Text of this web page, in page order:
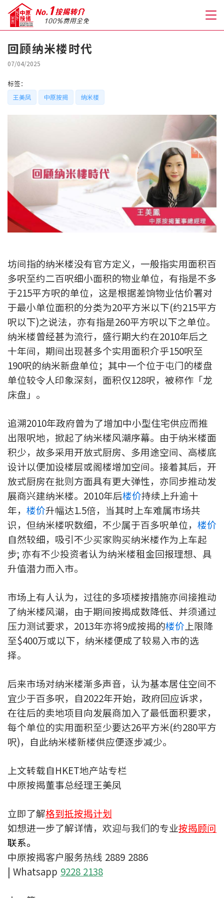
关于我们
格到至抵按揭
免费开户转介服务
私人贷款
优惠礼遇
中原按揭标签优惠
推荐齐齐友赏
按揭工具
按揭计算
转按计算
置业预算
工商铺按揭计算
印花税计算
免费物业估价
下载中心
按揭全面睇
新闻/研究
按市新闻
统计数据库
按揭快趣智识
按揭智库
楼按专栏
按揭百科
装修·保险优惠
装修设计专栏
火险、家居、宠物保险
回顾纳米楼时代
07/04/2025
标签：
王美凤 中原按揭 纳米楼
坊间指的纳米楼没有官方定义，一般指实用面积百
多呎至约二百呎细小面积的物业单位，有指是不多
于215平方呎的单位，这是根据差饷物业估价署对
于最小单位面积的分类为20平方米以下(约215平方
呎以下)之说法，亦有指是260平方呎以下之单位。
纳米楼曾经甚为流行，盛行期大约在2010年后之
十年间，期间出现甚多个实用面积介乎150呎至
190呎的纳米新盘单位；其中一个位于屯门的楼盘
单位较令人印象深刻，面积仅128呎，被称作「龙
床盘」。
追溯2010年政府曾为了增加中小型住宅供应而推
出限呎地，掀起了纳米楼风潮序幕。由于纳米楼面
积少，故多采用开放式厨房、多用途空间、高楼底
设计以便加设楼层或阁楼增加空间。接着其后，开
放式厨房在批则方面具有更大弹性，亦同步推动发
展商兴建纳米楼。2010年后楼价持续上升逾十
年， 楼价升幅达1.5倍，当其时上车难属市场共
识，但纳米楼呎数细，不少属于百多呎单位， 楼价
自然较细，吸引不少买家购买纳米楼作为上车起
步; 亦有不少投资者认为纳米楼租金回报理想、具
升值潜力而入市。
市场上有人认为，过往的多项楼按措施亦间接推动
了纳米楼风潮，由于期间按揭成数降低、并须通过
压力测试要求，2013年亦将9成按揭的楼价 上限降
至$400万或以下，纳米楼便成了较易入市的选
择。
后来市场对纳米楼渐多声音，认为基本居住空间不
宜少于百多呎，自2022年开始，政府回应诉求，
在往后的卖地项目向发展商加入了最低面积要求，
每个单位的实用面积至少要达26平方米(约280平方
呎)，自此纳米楼新楼供应便逐步减少。
上文转载自HKET地产站专栏
中原按揭董事总经理王美凤
立即了解格到抵按揭计划
如想进一步了解详情，欢迎与我们的专业按揭顾问
联系。
中原按揭客户服务热线 2889 2886
| Whatsapp 9228 2138